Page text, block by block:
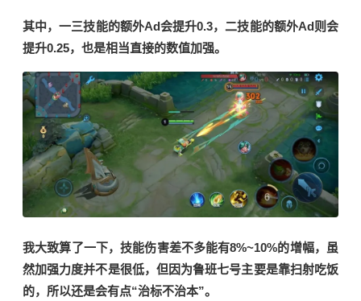
其中，一三技能的额外Ad会提升0.3，二技能的额外Ad则会
提升0.25，也是相当直接的数值加强。
我大致算了一下，技能伤害差不多能有8%~10%的增幅，虽
然加强力度并不是很低，但因为鲁班七号主要是靠扫射吃饭
的，所以还是会有点“治标不治本”。